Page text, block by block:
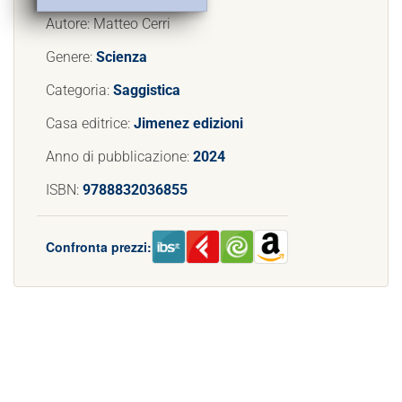
Autore: Matteo Cerri
Genere: Scienza
Categoria: Saggistica
Casa editrice: Jimenez edizioni
Anno di pubblicazione: 2024
ISBN: 9788832036855
Confronta prezzi: